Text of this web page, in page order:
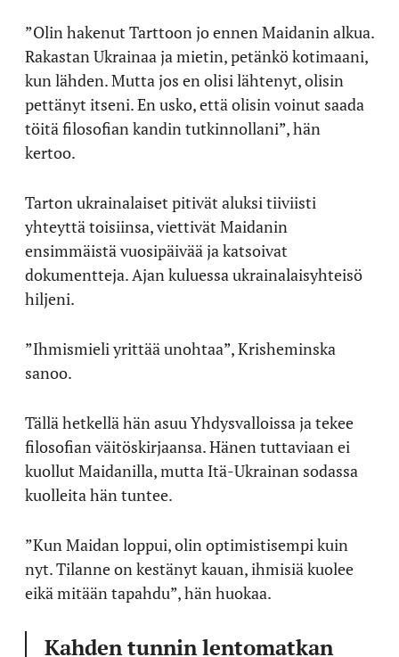
”Olin hakenut Tarttoon jo ennen Maidanin alkua.
Rakastan Ukrainaa ja mietin, petänkö kotimaani,
kun lähden. Mutta jos en olisi lähtenyt, olisin
pettänyt itseni. En usko, että olisin voinut saada
töitä filosofian kandin tutkinnollani”, hän
kertoo.
Tarton ukrainalaiset pitivät aluksi tiiviisti
yhteyttä toisiinsa, viettivät Maidanin
ensimmäistä vuosipäivää ja katsoivat
dokumentteja. Ajan kuluessa ukrainalaisyhteisö
hiljeni.
”Ihmismieli yrittää unohtaa”, Krisheminska
sanoo.
Tällä hetkellä hän asuu Yhdysvalloissa ja tekee
filosofian väitöskirjaansa. Hänen tuttaviaan ei
kuollut Maidanilla, mutta Itä-Ukrainan sodassa
kuolleita hän tuntee.
”Kun Maidan loppui, olin optimistisempi kuin
nyt. Tilanne on kestänyt kauan, ihmisiä kuolee
eikä mitään tapahdu”, hän huokaa.
Kahden tunnin lentomatkan